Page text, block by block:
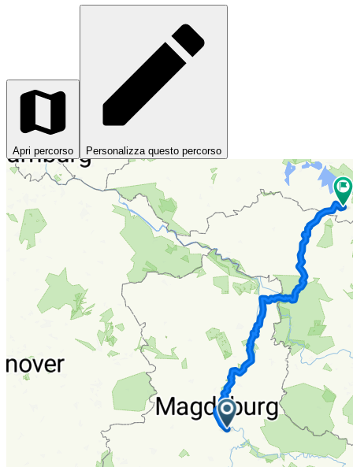
Apri percorso Personalizza questo percorso